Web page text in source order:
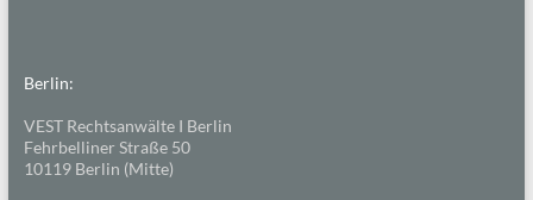
Berlin:
VEST Rechtsanwälte I Berlin
Fehrbelliner Straße 50
10119 Berlin (Mitte)